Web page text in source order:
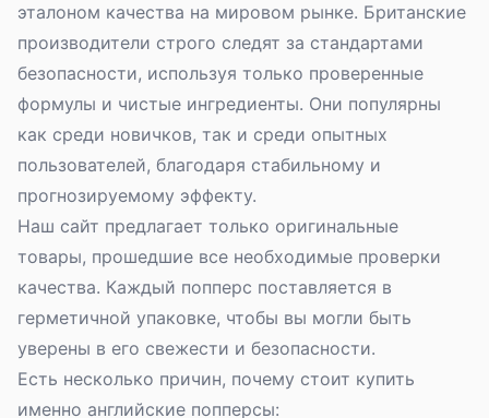
эталоном качества на мировом рынке. Британские
производители строго следят за стандартами
безопасности, используя только проверенные
формулы и чистые ингредиенты. Они популярны
как среди новичков, так и среди опытных
пользователей, благодаря стабильному и
прогнозируемому эффекту.
Наш сайт предлагает только оригинальные
товары, прошедшие все необходимые проверки
качества. Каждый попперс поставляется в
герметичной упаковке, чтобы вы могли быть
уверены в его свежести и безопасности.
Есть несколько причин, почему стоит купить
именно английские попперсы: